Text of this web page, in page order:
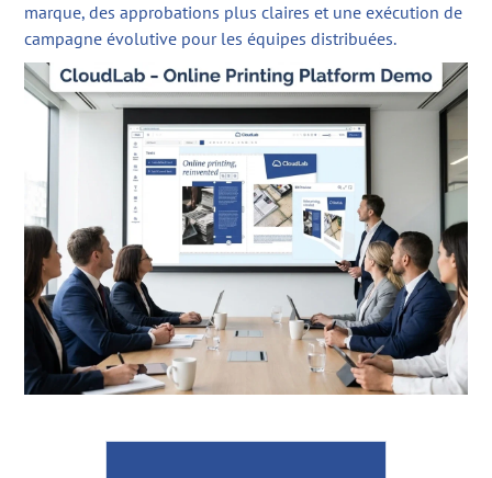
marque, des approbations plus claires et une exécution de
campagne évolutive pour les équipes distribuées.